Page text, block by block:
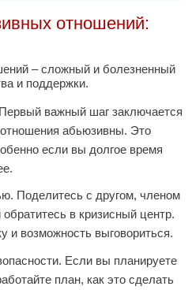
отношений:
– сложный и болезненный
и поддержки.
важный шаг заключается
абьюзивны. Это
если вы долгое время
Поделитесь с другом, членом
в кризисный центр.
и возможность выговориться.
Если вы планируете
план, как это сделать